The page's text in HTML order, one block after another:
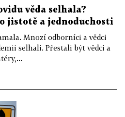
věda selhala?
jistotě a jednoduchosti
Mnozí odborníci a vědci
selhali. Přestali být vědci a